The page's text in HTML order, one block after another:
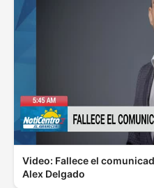
Video: Fallece el
Alex Delgado